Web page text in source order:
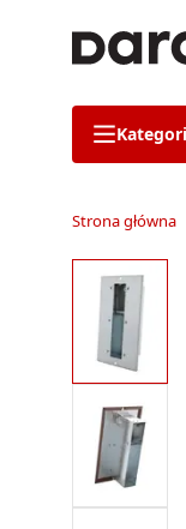
Strona główna